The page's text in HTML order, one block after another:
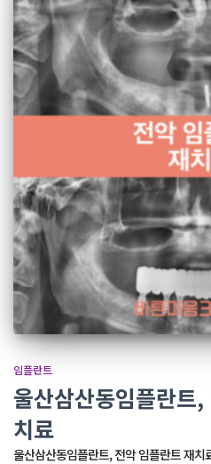
임플란트
울산삼산동임플란트
치료
울산삼산동임플란트, 전악 임플란트 재